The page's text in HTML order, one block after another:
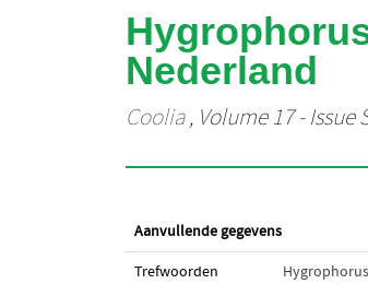
Nederland
Coolia, Volume 17 - Issue
Aanvullende gegevens
Trefwoorden Hygrophorus